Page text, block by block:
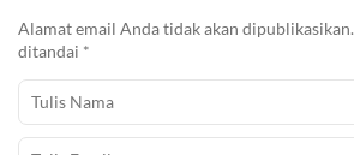
Alamat email Anda tidak akan dipublikasikan.
ditandai *